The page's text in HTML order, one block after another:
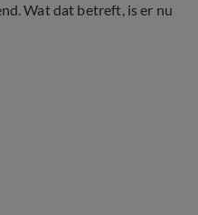
Wat dat betreft, is er nu